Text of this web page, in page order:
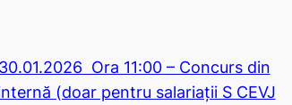
30.01.2026 Ora 11:00 – Concurs din
(doar pentru salariații S CEVJ